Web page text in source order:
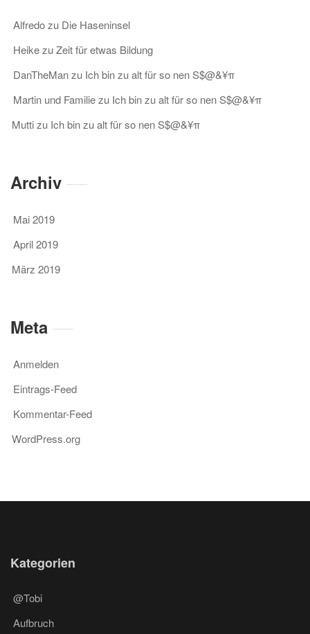
Alfredozu Die Haseninsel
HeikezuZeit für etwas Bildung
DanTheManzu Ich bin zu alt für so nen S$@&¥π
Martin und Familiezu Ich bin zu alt für so nen S$@&¥π
Muttizu Ich bin zu alt für so nen S$@&¥π
Archiv
Mai 2019
April 2019
März 2019
Meta
Anmelden
Eintrags-Feed
Kommentar-Feed
WordPress.org
Kategorien
@Tobi
Aufbruch